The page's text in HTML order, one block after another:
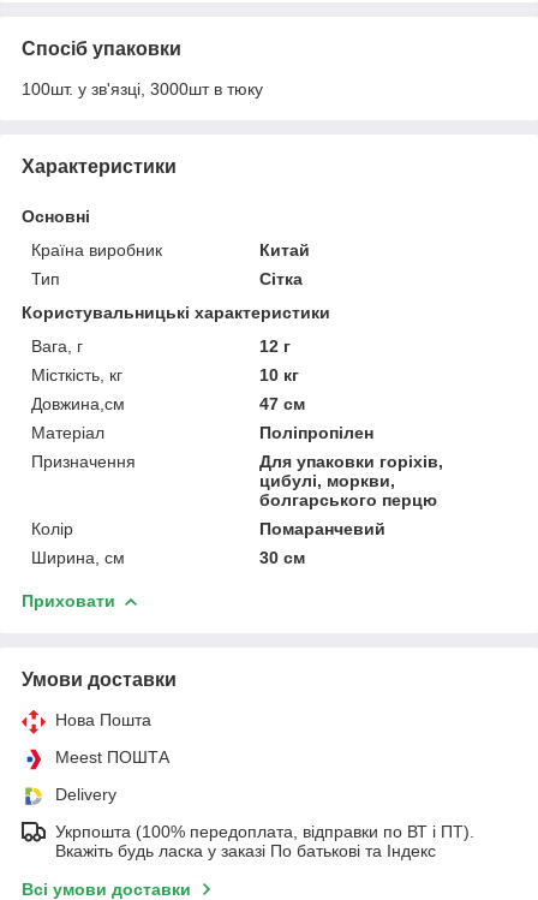
Спосіб упаковки
100шт. у зв'язці, 3000шт в тюку
Характеристики
Основні
Країна виробник
Китай
Тип
Сітка
Користувальницькі характеристики
Вага, г
12 г
Місткість, кг
10 кг
Довжина,см
47 см
Матеріал
Поліпропілен
Призначення
Для упаковки горіхів,
цибулі, моркви,
болгарського перцю
Колір
Помаранчевий
Ширина, см
30 см
Приховати
Умови доставки
Нова Пошта
Meest ПОШТА
Delivery
Укрпошта (100% передоплата, відправки по ВТ і ПТ).
Вкажіть будь ласка у заказі По батькові та Індекс
Всі умови доставки